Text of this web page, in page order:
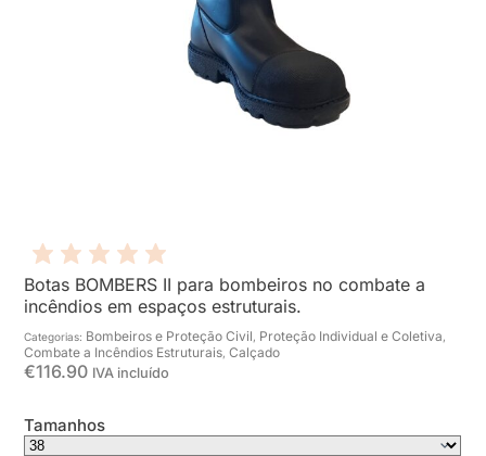
Botas BOMBERS II para bombeiros no combate a
incêndios em espaços estruturais.
Categorias: Bombeiros e Proteção Civil, Proteção Individual e Coletiva,
Combate a Incêndios Estruturais,Calçado
€116.90 IVA incluído
Tamanhos